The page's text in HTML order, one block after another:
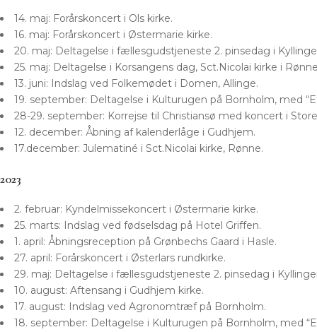
14. maj: Forårskoncert i Ols kirke.
16. maj: Forårskoncert i Østermarie kirke.
20. maj: Deltagelse i fællesgudstjeneste 2. pinsedag i
25. maj: Deltagelse i Korsangens dag, Sct.Nicolai kirke i
13. juni: Indslag ved Folkemødet i Domen, Allinge.
19. september: Deltagelse i Kulturugen på Bornholm, med
28-29. september: Korrejse til Christiansø med koncert i
12. december: Åbning af kalenderlåge i Gudhjem.
17.december: Julematiné i Sct.Nicolai kirke, Rønne.
2023
2. februar: Kyndelmissekoncert i Østermarie kirke.
25. marts: Indslag ved fødselsdag på Hotel Griffen.
1. april: Åbningsreception på Grønbechs Gaard i Hasle.
27. april: Forårskoncert i Østerlars rundkirke.
29. maj: Deltagelse i fællesgudstjeneste 2. pinsedag i
10. august: Aftensang i Gudhjem kirke.
17. august: Indslag ved Agronomtræf på Bornholm.
18. september: Deltagelse i Kulturugen på Bornholm, med